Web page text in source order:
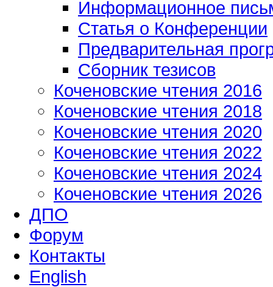
Информационное
Статья о Конференции
Предварительная
Сборник тезисов
Коченовские чтения 2016
Коченовские чтения 2018
Коченовские чтения 2020
Коченовские чтения 2022
Коченовские чтения 2024
Коченовские чтения 2026
ДПО
Форум
Контакты
English